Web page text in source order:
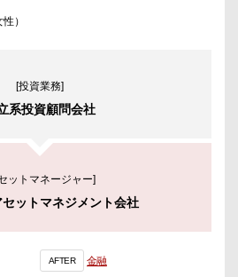
）
[投資業務]
系投資顧問会社
ットマネージャー]
セットマネジメント会社
AFTER 金融